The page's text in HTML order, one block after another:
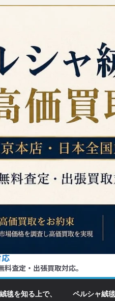
査定・出張買取対応。
毯を知る上で、 ペルシャ絨